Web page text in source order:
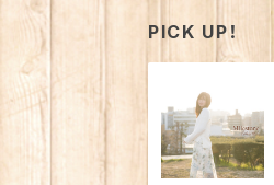
PICK UP！